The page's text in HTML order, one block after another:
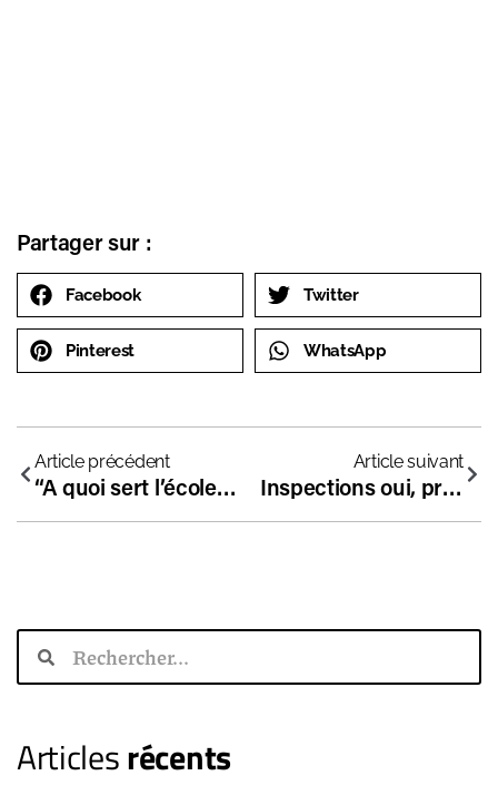
Partager sur :
Facebook Twitter
Pinterest WhatsApp
Article précédent
“A quoi sert l’école ?” Débat entre le pédagogue Philippe Meirieu et Anne Coffinier le 13 février
Article suivant
Inspections oui, pressions non : à quand des inspections académiques neutres et transparentes pour les écoles indépendantes ?
Articlesrécents